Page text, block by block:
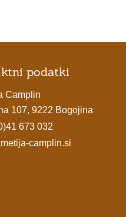
podatki
Camplin
107, 9222 Bogojina
673 032
camplin.si